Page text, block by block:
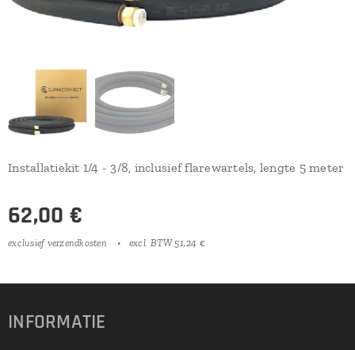
Installatiekit 1/4 - 3/8, inclusief flarewartels, lengte 5 meter
62,00 €
exclusief verzendkosten excl. BTW 51,24 €
INFORMATIE